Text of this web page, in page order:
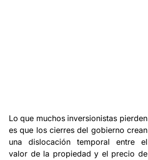
Lo que muchos inversionistas pierden
es que los cierres del gobierno crean
una dislocación temporal entre el
valor de la propiedad y el precio de